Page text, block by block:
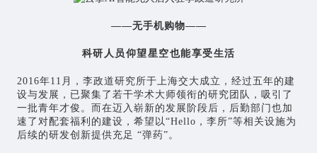
——无手机购物——
科研人员仰望星空也能享受生活
2016年11月，李政道研究所于上海交大成立，经过五年的建
设与发展，已聚集了若干学术大师领衔的研究团队，吸引了
一批青年才俊。而在迈入崭新的发展阶段后，后勤部门也加
速了对配套福利的建设，希望以“Hello，李所”等相关设施为
后续的研发创新提供充足 “弹药”。